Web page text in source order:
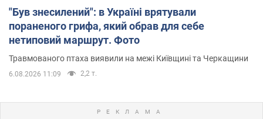
"Був знесилений": в Україні врятували
пораненого грифа, який обрав для себе
нетиповий маршрут. Фото
Травмованого птаха виявили на межі Київщині та Черкащини
6.08.2026 11:09 2,2 т.